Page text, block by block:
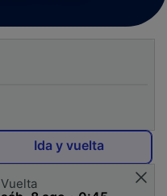
Ida y vuelta
Vuelta